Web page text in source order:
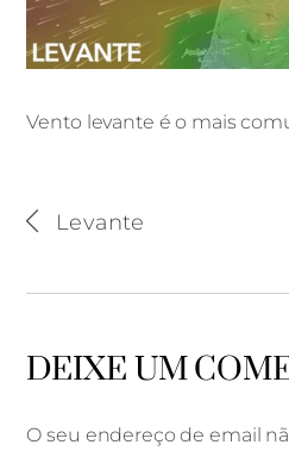
Vento levante é o mais
Levante
DEIXE UM
O seu endereço de email